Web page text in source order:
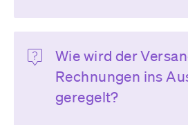
Wie wird der
Rechnungen ins
geregelt?